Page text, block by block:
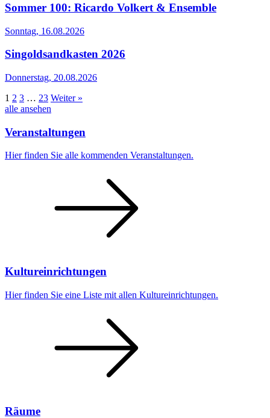
Sommer 100: Ricardo Volkert & Ensemble
Sonntag, 16.08.2026
Singoldsandkasten 2026
Donnerstag, 20.08.2026
1 2 3 … 23 Weiter »
alle ansehen
Veranstaltungen
Hier finden Sie alle kommenden Veranstaltungen.
Kultureinrichtungen
Hier finden Sie eine Liste mit allen Kultureinrichtungen.
Räume